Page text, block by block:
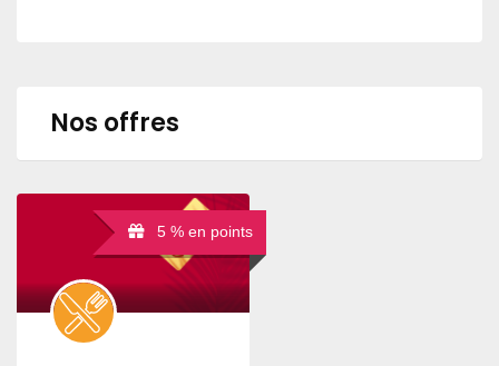
Nos offres
5 % en points